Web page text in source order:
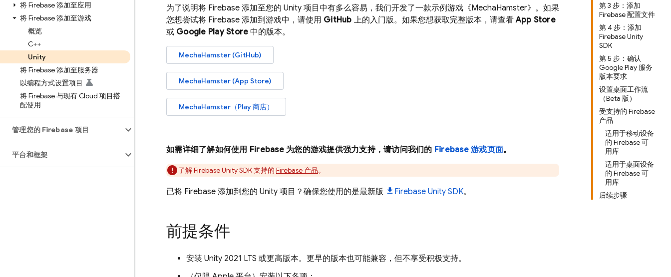
将 Firebase 添加至应用
将 Firebase 添加至游戏
概览
C++
Unity
将 Firebase 添加至服务器
以编程方式设置项目
将 Firebase 与现有 Cloud 项目搭
配使用
管理您的 Firebase 项目
平台和框架
第 3 步：添加
Firebase 配置文件
第 4 步：添加
Firebase Unity
SDK
第 5 步：确认
Google Play 服务
版本要求
设置桌面工作流
（Beta 版）
受支持的 Firebase
产品
适用于移动设备
的 Firebase 可
用库
适用于桌面设备
的 Firebase 可
用库
后续步骤
为了说明将 Firebase 添加至您的 Unity 项目中有多么容易，我们开发了一款示例游戏《MechaHamster》。如果
您想尝试将 Firebase 添加到游戏中，请使用 GitHub 上的入门版。如果您想获取完整版本，请查看App Store
或 Google PlayStore 中的版本。
MechaHamster (GitHub)
MechaHamster (App Store)
MechaHamster（Play 商店）
如需详细了解如何使用 Firebase 为您的游戏提供强力支持，请访问我们的 Firebase 游戏页面。
了解FirebaseUnitySDK 支持的 Firebase 产品。
已将 Firebase 添加到您的 Unity 项目？确保您使用的是最新版 Firebase Unity SDK。
前提条件
安装 Unity 2021 LTS 或更高版本。更早的版本也可能兼容，但不享受积极支持。